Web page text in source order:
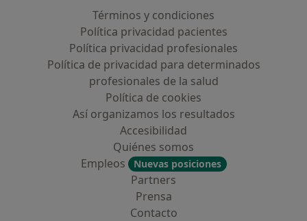
Términos y condiciones
Política privacidad pacientes
Política privacidad profesionales
Política de privacidad para determinados
profesionales de la salud
Política de cookies
Así organizamos los resultados
Accesibilidad
Quiénes somos
Empleos
Nuevas posiciones
Partners
Prensa
Contacto